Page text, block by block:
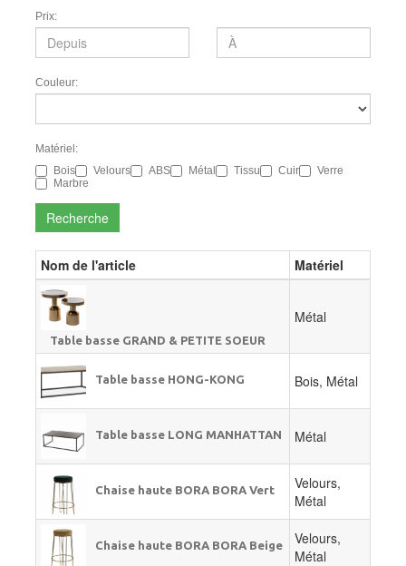
Prix:
Couleur:
Matériel:
Bois
Velours ABS Métal Tissu Cuir
Verre
Marbre
Recherche
Nom de l'article Matériel
Table basse GRAND & PETITE SOEUR
Métal
Table basse HONG-KONG Bois, Métal
Table basse LONG MANHATTAN Métal
Chaise haute BORA BORA Vert
Velours,
Métal
Chaise haute BORA BORA Beige
Velours,
Métal